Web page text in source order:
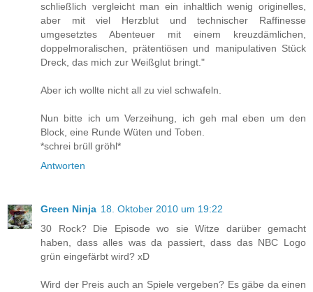
schließlich vergleicht man ein inhaltlich wenig originelles,
aber mit viel Herzblut und technischer Raffinesse
umgesetztes Abenteuer mit einem kreuzdämlichen,
doppelmoralischen, prätentiösen und manipulativen Stück
Dreck, das mich zur Weißglut bringt."
Aber ich wollte nicht all zu viel schwafeln.
Nun bitte ich um Verzeihung, ich geh mal eben um den
Block, eine Runde Wüten und Toben.
*schrei brüll gröhl*
Antworten
Green Ninja 18. Oktober 2010 um 19:22
30 Rock? Die Episode wo sie Witze darüber gemacht
haben, dass alles was da passiert, dass das NBC Logo
grün eingefärbt wird? xD
Wird der Preis auch an Spiele vergeben? Es gäbe da einen